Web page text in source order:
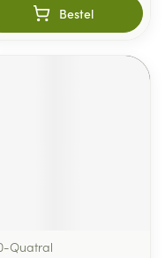
Bestel
Quatral